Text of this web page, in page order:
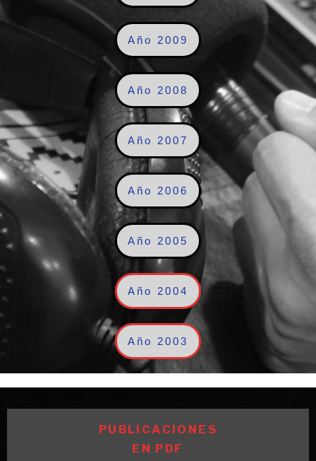
Año 2009
Año 2008
Año 2007
Año 2006
Año 2005
Año 2004
Año 2003
PUBLICACIONES
EN PDF